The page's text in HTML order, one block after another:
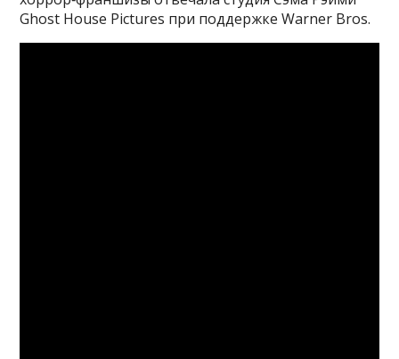
Ghost House Pictures при поддержке Warner Bros.